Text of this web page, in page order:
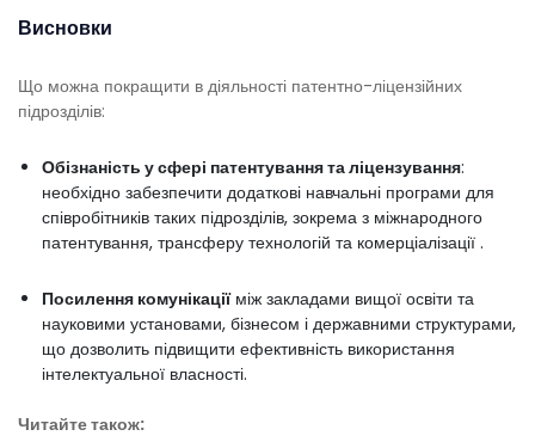
Висновки
Що можна покращити в діяльності патентно-ліцензійних
підрозділів:
Обізнаність у сфері патентування та ліцензування:
необхідно забезпечити додаткові навчальні програми для
співробітників таких підрозділів, зокрема з міжнародного
патентування, трансферу технологій та комерціалізації .
Посилення комунікаціїміж закладами вищої освіти та
науковими установами, бізнесом і державними структурами,
що дозволить підвищити ефективність використання
інтелектуальної власності.
Читайте також: